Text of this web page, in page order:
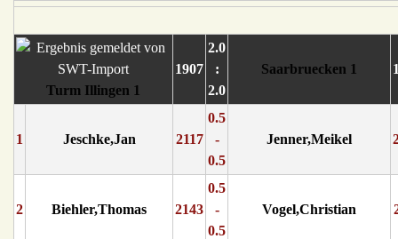
Turm Illingen 1
1907
2.0
:
2.0
Saarbruecken 1
1 Jeschke,Jan 2117
0.5
-
0.5
Jenner,Meikel
2 Biehler,Thomas 2143
0.5
-
0.5
Vogel,Christian